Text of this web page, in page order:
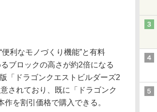
利なモノづくり機能”と有料
ブロックの高さが約2倍になる
「ドラゴンクエストビルダーズ2
されており、既に「ドラゴンク
を割引価格で購入できる。